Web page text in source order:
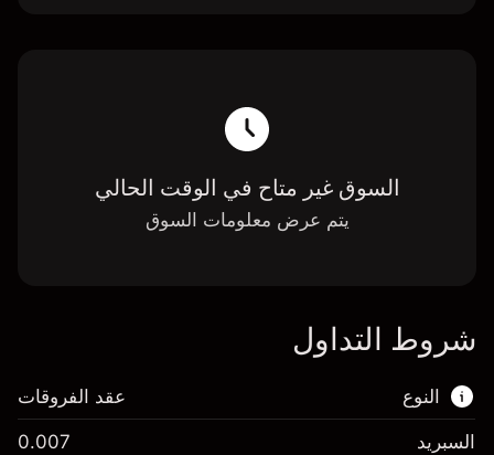
السوق غير متاح في الوقت الحالي
يتم عرض معلومات السوق
شروط التداول
النوع عقد الفروقات
السبريد 0.007